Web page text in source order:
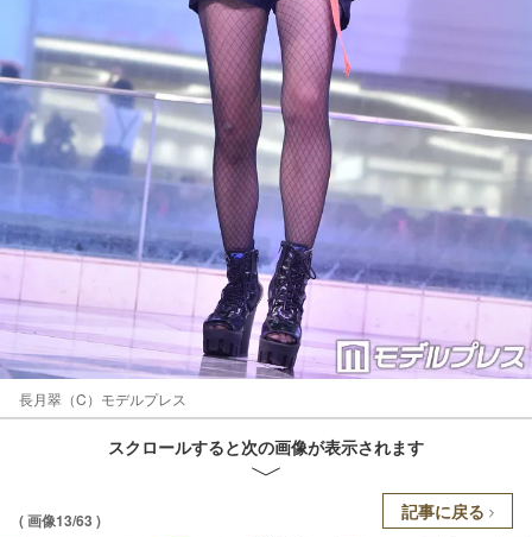
長月翠（C）モデルプレス
スクロールすると次の画像が表示されます
( 画像13/63 ) 記事に戻る